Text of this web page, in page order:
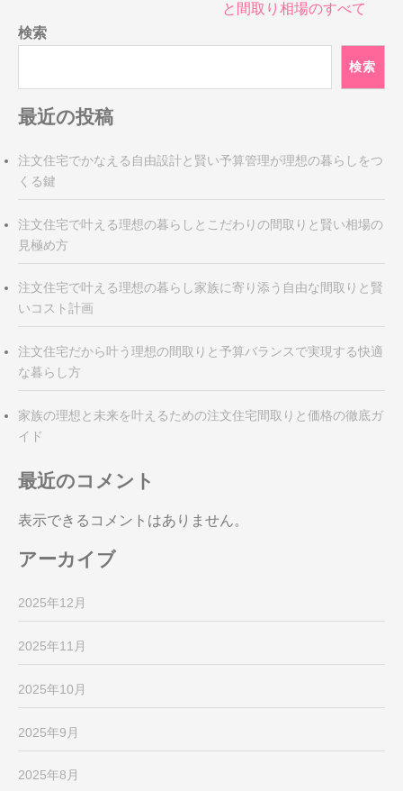
ナ
ビ
ー
シ
ン
と間取り相場のすべて
検索
検索
最近の投稿
注文住宅でかなえる自由設計と賢い予算管理が理想の暮らしをつ
くる鍵
注文住宅で叶える理想の暮らしとこだわりの間取りと賢い相場の
見極め方
注文住宅で叶える理想の暮らし家族に寄り添う自由な間取りと賢
いコスト計画
注文住宅だから叶う理想の間取りと予算バランスで実現する快適
な暮らし方
家族の理想と未来を叶えるための注文住宅間取りと価格の徹底ガ
イド
最近のコメント
表示できるコメントはありません。
アーカイブ
2025年12月
2025年11月
2025年10月
2025年9月
2025年8月